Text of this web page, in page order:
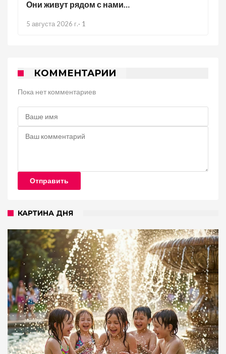
Они живут рядом с нами…
5 августа 2026 г.· 1
КОММЕНТАРИИ
Пока нет комментариев
Отправить
КАРТИНА ДНЯ